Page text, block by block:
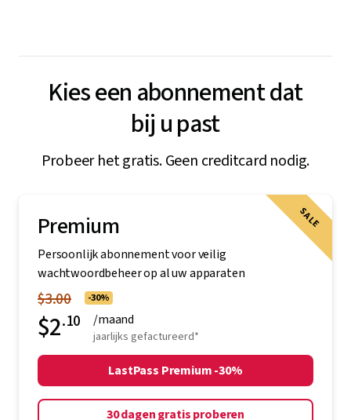
Kies een abonnement dat
bij u past
Probeer het gratis. Geen creditcard nodig.
SALE
Premium
Persoonlijk abonnement voor veilig
wachtwoordbeheer op al uw apparaten
$3.00 -30%
$2.10 /maand
jaarlijks gefactureerd*
LastPass Premium -30%
30 dagen gratis proberen